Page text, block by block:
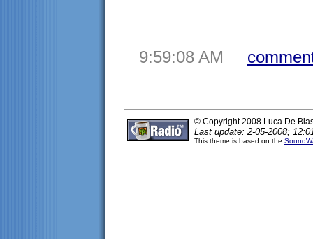
9:59:08 AM
© Copyright 2008 Luca De
Last update: 2-05-2008;
This theme is based on the